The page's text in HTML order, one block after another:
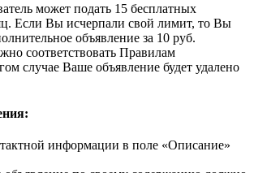
может подать 15 бесплатных
Если Вы исчерпали свой лимит, то Вы
объявление за 10 руб.
соответствовать Правилам
случае Ваше объявление будет удалено
информации в поле «Описание»